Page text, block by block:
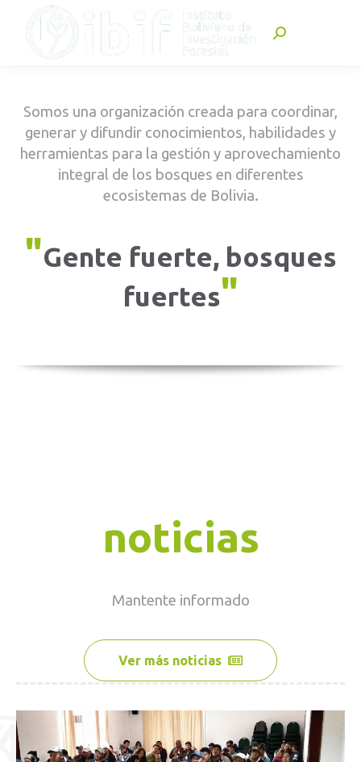
Buscar:
Somos una organización creada para coordinar,
generar y difundir conocimientos, habilidades y
herramientas para la gestión y aprovechamiento
integral de los bosques en diferentes
ecosistemas de Bolivia.
"Gente fuerte, bosques
fuertes"
noticias
Mantente informado
Ver más noticias